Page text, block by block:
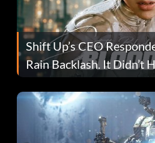
Shift Up’s CEO
Rain Backlash. It Didn’t